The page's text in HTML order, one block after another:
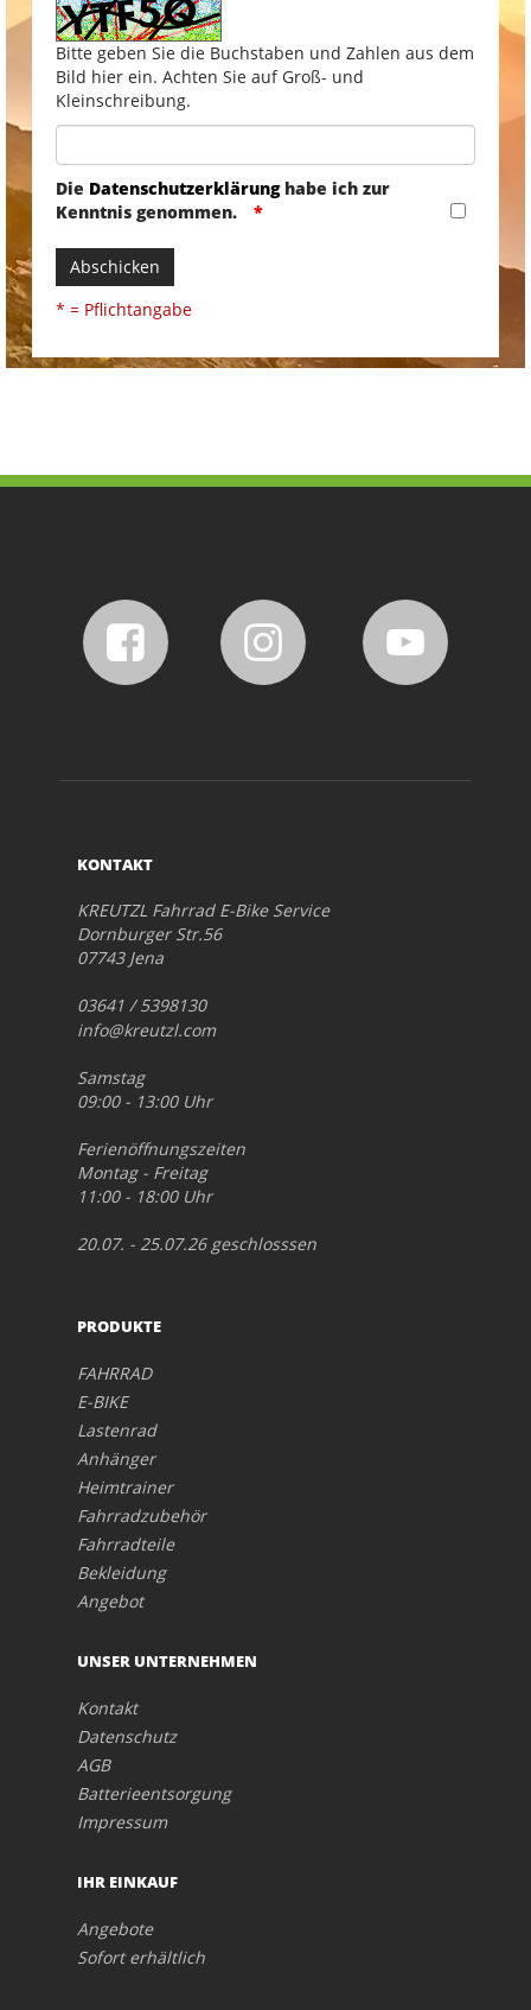
Bitte geben Sie die Buchstaben und Zahlen aus dem
Bild hier ein. Achten Sie auf Groß- und
Kleinschreibung.
Die Datenschutzerklärunghabe ich zur
Kenntnis genommen.
Abschicken
* = Pflichtangabe
KONTAKT
KREUTZL Fahrrad E-Bike Service
Dornburger Str.56
07743 Jena
03641 / 5398130
info@kreutzl.com
Samstag
09:00 - 13:00 Uhr
Ferienöffnungszeiten
Montag - Freitag
11:00 - 18:00 Uhr
20.07. - 25.07.26 geschlosssen
PRODUKTE
FAHRRAD
E-BIKE
Lastenrad
Anhänger
Heimtrainer
Fahrradzubehör
Fahrradteile
Bekleidung
Angebot
UNSER UNTERNEHMEN
Kontakt
Datenschutz
AGB
Batterieentsorgung
Impressum
IHR EINKAUF
Angebote
Sofort erhältlich